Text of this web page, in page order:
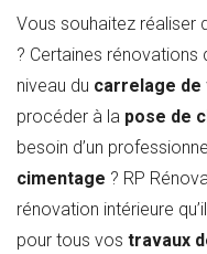
Vous souhaitez réaliser
? Certaines
niveau du carrelage de
procéder à la pose de
besoin d’un
cimentage ? RP
rénovation intérieure
pour tous vos travaux